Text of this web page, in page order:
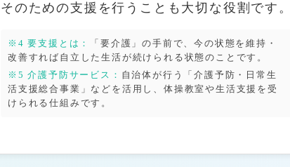
そのための支援を行うことも大切な役割です。
※4 要支援とは：
「要介護」の手前で、今の状態を維持・
改善すれば自立した生活が続けられる状態のことです。
※5 介護予防サービス： 自治体が行う「介護予防・日常生
活支援総合事業」などを活用し、体操教室や生活支援を受
けられる仕組みです。